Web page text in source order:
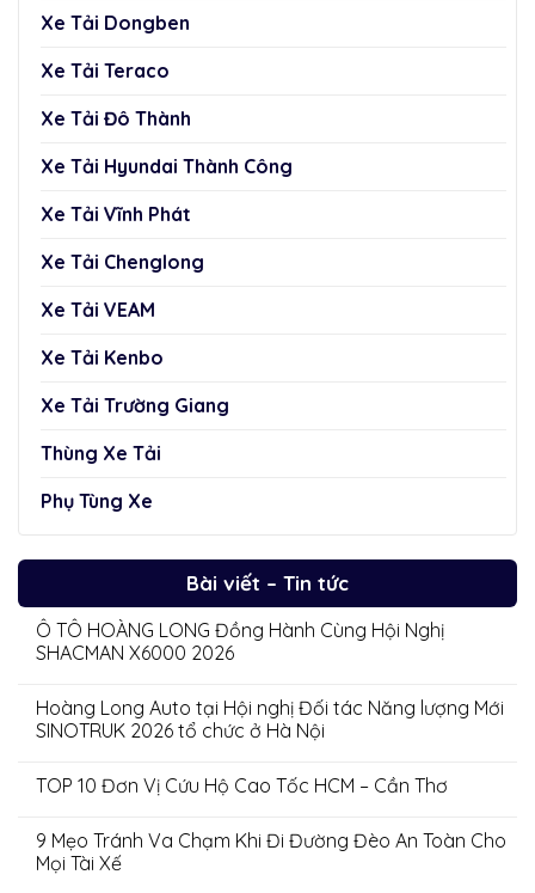
Xe Tải Dongben
Xe Tải Teraco
Xe Tải Đô Thành
Xe Tải Hyundai Thành Công
Xe Tải Vĩnh Phát
Xe Tải Chenglong
Xe Tải VEAM
Xe Tải Kenbo
Xe Tải Trường Giang
Thùng Xe Tải
Phụ Tùng Xe
Bài viết – Tin tức
Ô TÔ HOÀNG LONG Đồng Hành Cùng Hội Nghị
SHACMAN X6000 2026
Hoàng Long Auto tại Hội nghị Đối tác Năng lượng Mới
SINOTRUK 2026 tổ chức ở Hà Nội
TOP 10 Đơn Vị Cứu Hộ Cao Tốc HCM – Cần Thơ
9 Mẹo Tránh Va Chạm Khi Đi Đường Đèo An Toàn Cho
Mọi Tài Xế